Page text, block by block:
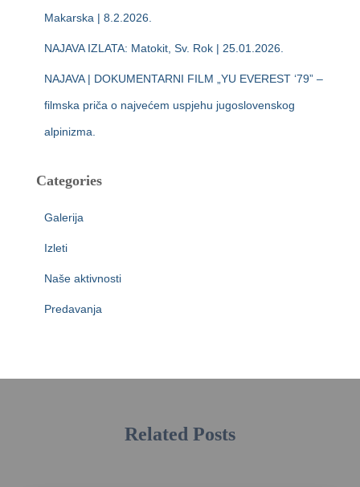
Makarska | 8.2.2026.
NAJAVA IZLATA: Matokit, Sv. Rok | 25.01.2026.
NAJAVA | DOKUMENTARNI FILM „YU EVEREST ‘79” –
filmska priča o najvećem uspjehu jugoslovenskog
alpinizma.
Categories
Galerija
Izleti
Naše aktivnosti
Predavanja
Related Posts